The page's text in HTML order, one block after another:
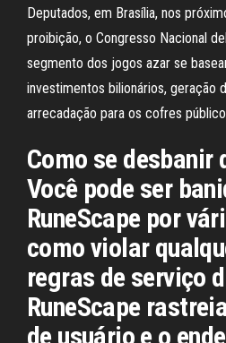
Deputados, em Brasília, nos
proibição, o Congresso Nacional
segmento dos jogos azar se
investimentos bilionários, geração
arrecadação para os cofres
Como se desbanir
Você pode ser
RuneScape por
como violar
regras de serviço
RuneScape
de usuário e o